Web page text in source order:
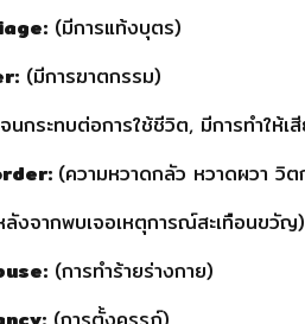
(มีการแท้งบุตร)
(มีการฆาตกรรม)
นกระทบต่อการใช้ชีวิต, มีการทำให้เ
(ความหวาดกลัว หวาดผวา วิ
งจากพบเจอเหตุการณ์สะเทือนขวัญ)
(การทำร้ายร่างกาย)